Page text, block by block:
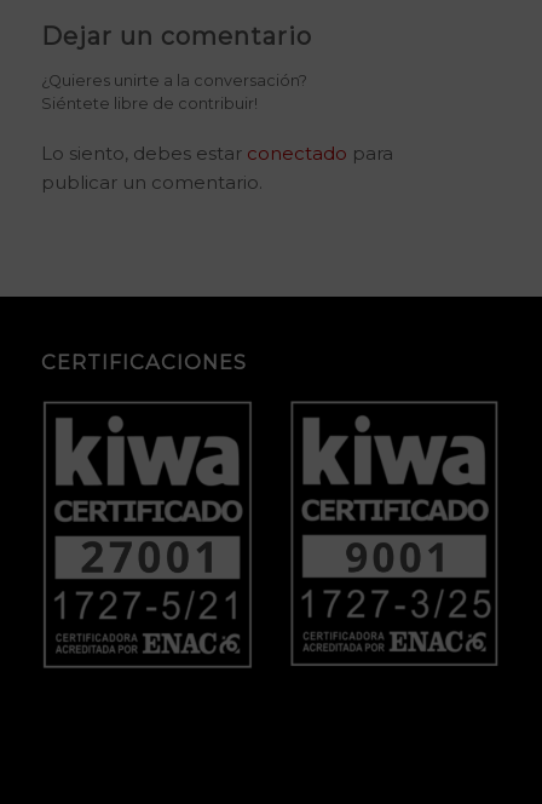
Dejar un comentario
¿Quieres unirte a la conversación?
Siéntete libre de contribuir!
Lo siento, debes estar conectado para
publicar un comentario.
CERTIFICACIONES